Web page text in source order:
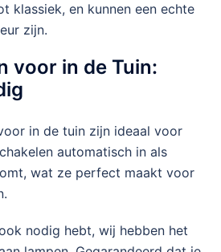
klassiek, en kunnen een echte
zijn.
voor in de Tuin:
in de tuin zijn ideaal voor
automatisch in als
wat ze perfect maakt voor
nodig hebt, wij hebben het